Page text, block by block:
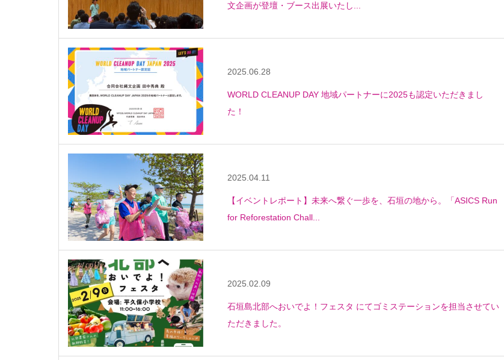
文企画が登壇・ブース出展いたし...
2025.06.28
WORLD CLEANUP DAY 地域パートナーに2025も認定いただきまし
た！
2025.04.11
【イベントレポート】未来へ繋ぐ一歩を、石垣の地から。「ASICS Run
for Reforestation Chall...
2025.02.09
⽯垣島北部へおいでよ！フェスタ にてゴミステーションを担当させてい
ただきました。